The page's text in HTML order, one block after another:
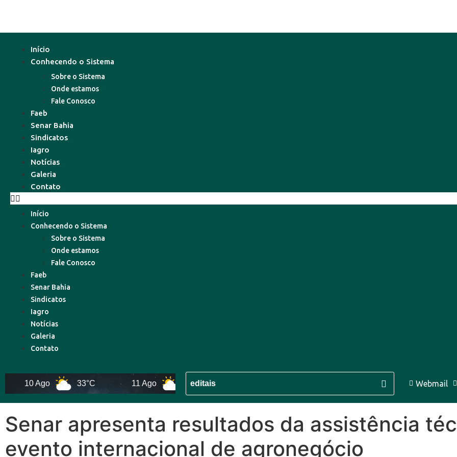
Início
Conhecendo o Sistema
Sobre o Sistema
Onde estamos
Fale Conosco
Faeb
Senar Bahia
Sindicatos
Iagro
Notícias
Galeria
Contato
Início
Conhecendo o Sistema
Sobre o Sistema
Onde estamos
Fale Conosco
Faeb
Senar Bahia
Sindicatos
Iagro
Notícias
Galeria
Contato
10 Ago 33°C 11 Ago 32°C 28°C 14
Webmail
Senar apresenta resultados da assistência
evento internacional de agronegócio